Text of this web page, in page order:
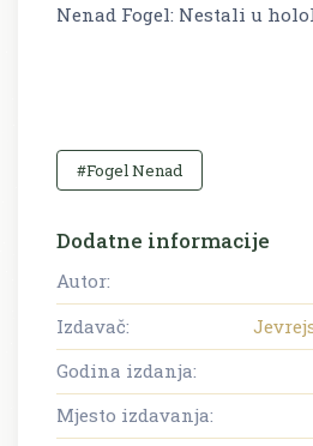
Nenad Fogel: Nestali u
#Fogel Nenad
Dodatne informacije
Autor:
Izdavač:
Godina izdanja:
Mjesto izdavanja: